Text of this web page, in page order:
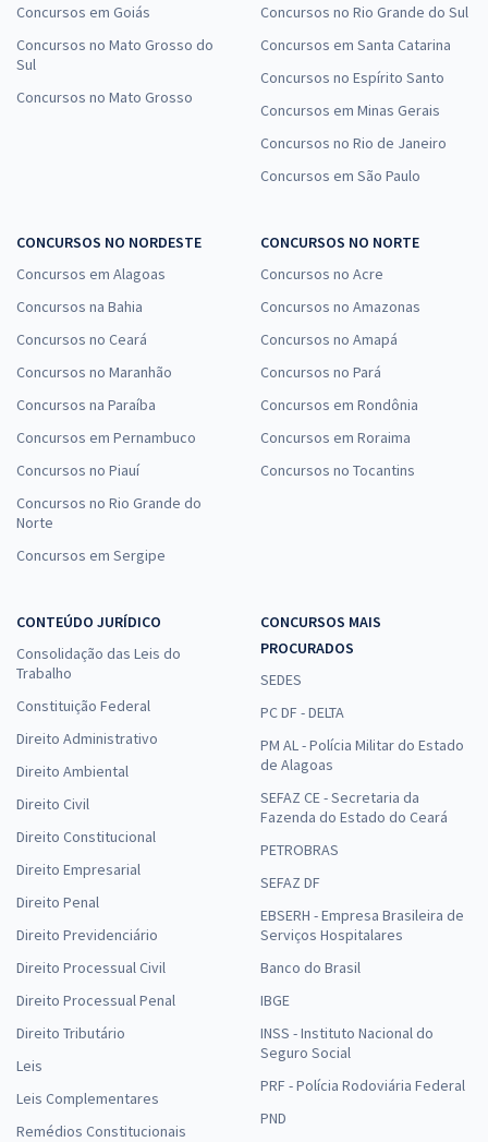
Concursos em Goiás
Concursos no Mato Grosso do
Sul
Concursos no Mato Grosso
Concursos no Rio Grande do Sul
Concursos em Santa Catarina
Concursos no Espírito Santo
Concursos em Minas Gerais
Concursos no Rio de Janeiro
Concursos em São Paulo
CONCURSOS NO NORDESTE
Concursos em Alagoas
Concursos na Bahia
Concursos no Ceará
Concursos no Maranhão
Concursos na Paraíba
Concursos em Pernambuco
Concursos no Piauí
Concursos no Rio Grande do
Norte
Concursos em Sergipe
CONCURSOS NO NORTE
Concursos no Acre
Concursos no Amazonas
Concursos no Amapá
Concursos no Pará
Concursos em Rondônia
Concursos em Roraima
Concursos no Tocantins
CONTEÚDO JURÍDICO
Consolidação das Leis do
Trabalho
Constituição Federal
Direito Administrativo
Direito Ambiental
Direito Civil
Direito Constitucional
Direito Empresarial
Direito Penal
Direito Previdenciário
Direito Processual Civil
Direito Processual Penal
Direito Tributário
Leis
Leis Complementares
Remédios Constitucionais
CONCURSOS MAIS
PROCURADOS
SEDES
PC DF - DELTA
PM AL - Polícia Militar do Estado
de Alagoas
SEFAZ CE - Secretaria da
Fazenda do Estado do Ceará
PETROBRAS
SEFAZ DF
EBSERH - Empresa Brasileira de
Serviços Hospitalares
Banco do Brasil
IBGE
INSS - Instituto Nacional do
Seguro Social
PRF - Polícia Rodoviária Federal
PND